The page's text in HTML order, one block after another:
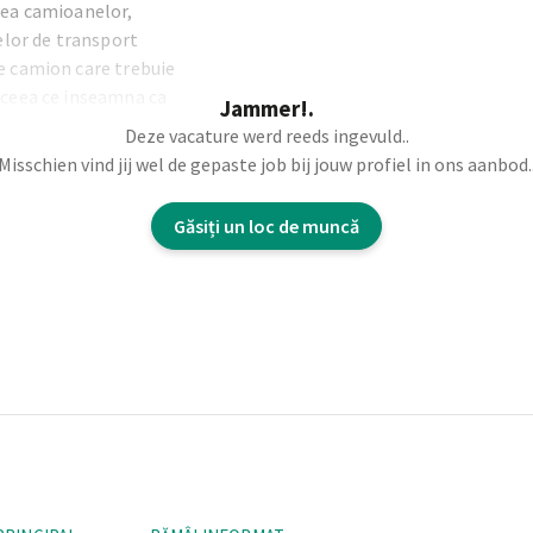
camioanelor,
de transport
camion care trebuie
etc.) pentru
si de depozit pentru a
Jammer!.
Deze vacature werd reeds ingevuld..
Misschien vind jij wel de gepaste job bij jouw profiel in ons aanbod..
Găsiți un loc de muncă